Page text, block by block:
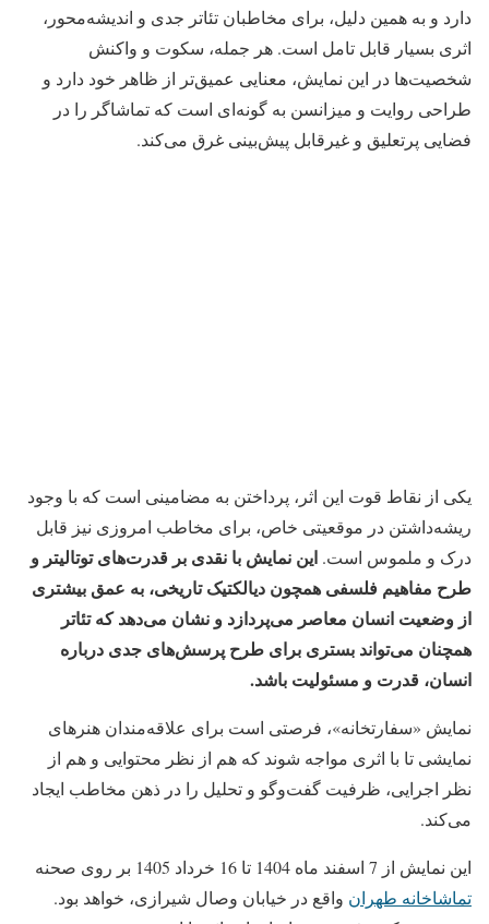
دارد و به همین دلیل، برای مخاطبان تئاتر جدی و اندیشه‌محور،
اثری بسیار قابل تامل است. هر جمله، سکوت و واکنش
شخصیت‌ها در این نمایش، معنایی عمیق‌تر از ظاهر خود دارد و
طراحی روایت و میزانسن به گونه‌ای است که تماشاگر را در
فضایی پرتعلیق و غیرقابل پیش‌بینی غرق می‌کند.
یکی از نقاط قوت این اثر، پرداختن به مضامینی است که با وجود
ریشه‌داشتن در موقعیتی خاص، برای مخاطب امروزی نیز قابل
درک و ملموس است. این نمایش با نقدی بر قدرت‌های توتالیتر و
طرح مفاهیم فلسفی همچون دیالکتیک تاریخی، به عمق بیشتری
از وضعیت انسان معاصر می‌پردازد و نشان می‌دهد که تئاتر
همچنان می‌تواند بستری برای طرح پرسش‌های جدی درباره
انسان، قدرت و مسئولیت باشد.
نمایش «سفارتخانه»، فرصتی است برای علاقه‌مندان هنرهای
نمایشی تا با اثری مواجه شوند که هم از نظر محتوایی و هم از
نظر اجرایی، ظرفیت گفت‌وگو و تحلیل را در ذهن مخاطب ایجاد
می‌کند.
این نمایش از 7 اسفند ماه 1404 تا 16 خرداد 1405 بر روی صحنه
تماشاخانه طهران واقع در خیابان وصال شیرازی، خواهد بود.